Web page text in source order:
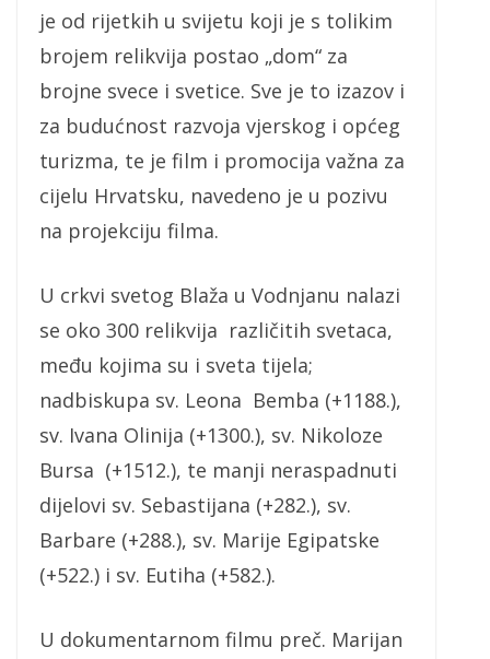
je od rijetkih u svijetu koji je s tolikim
brojem relikvija postao „dom“ za
brojne svece i svetice. Sve je to izazov i
za budućnost razvoja vjerskog i općeg
turizma, te je film i promocija važna za
cijelu Hrvatsku, navedeno je u pozivu
na projekciju filma.
U crkvi svetog Blaža u Vodnjanu nalazi
se oko 300 relikvija različitih svetaca,
među kojima su i sveta tijela;
nadbiskupa sv. Leona Bemba (+1188.),
sv. Ivana Olinija (+1300.), sv. Nikoloze
Bursa (+1512.), te manji neraspadnuti
dijelovi sv. Sebastijana (+282.), sv.
Barbare (+288.), sv. Marije Egipatske
(+522.) i sv. Eutiha (+582.).
U dokumentarnom filmu preč. Marijan